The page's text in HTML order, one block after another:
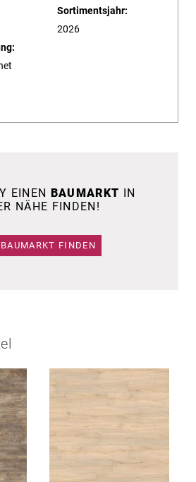
Sortimentsjahr:
2026
EINEN BAUMARKT IN
NÄHE FINDEN!
BAUMARKT FINDEN